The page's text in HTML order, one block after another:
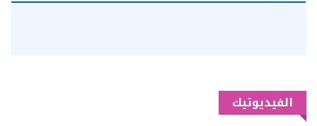
الفيديوتيك